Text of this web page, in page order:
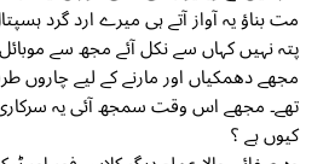
مت بناؤ یہ آواز آتے ہی میرے ارد گرد
پتہ نہیں کہاں سے نکل آئے مجھ سے
مجھے دھمکیاں اور مارنے کے لیے چاروں
تھے۔ مجھے اس وقت سمجھ آئی یہ
کیوں ہے ؟